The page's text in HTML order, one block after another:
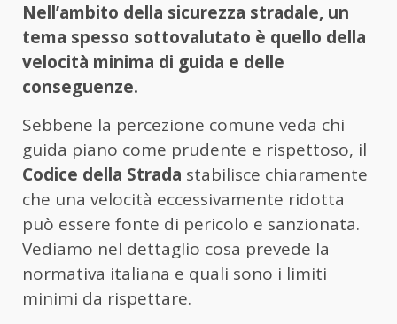
Nell’ambito della sicurezza stradale, un
tema spesso sottovalutato è quello della
velocità minima di guida e delle
conseguenze.
Sebbene la percezione comune veda chi
guida piano come prudente e rispettoso, il
Codice della Strada stabilisce chiaramente
che una velocità eccessivamente ridotta
può essere fonte di pericolo e sanzionata.
Vediamo nel dettaglio cosa prevede la
normativa italiana e quali sono i limiti
minimi da rispettare.